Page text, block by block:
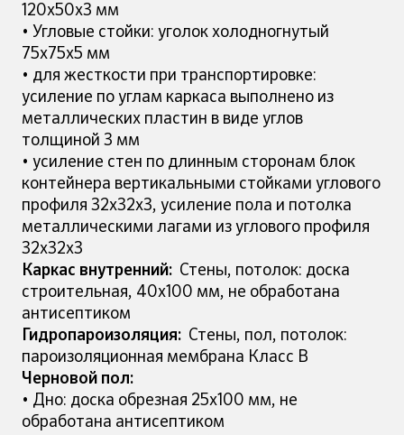
120х50х3 мм
• Угловые стойки: уголок холодногнутый
75х75х5 мм
• для жесткости при транспортировке:
усиление по углам каркаса выполнено из
металлических пластин в виде углов
толщиной 3 мм
• усиление стен по длинным сторонам блок
контейнера вертикальными стойками углового
профиля 32х32х3, усиление пола и потолка
металлическими лагами из углового профиля
32х32х3
Каркас внутренний: Стены, потолок: доска
строительная, 40х100 мм, не обработана
антисептиком
Гидропароизоляция: Стены, пол, потолок:
пароизоляционная мембрана Класс В
Черновой пол:
• Дно: доска обрезная 25х100 мм, не
обработана антисептиком